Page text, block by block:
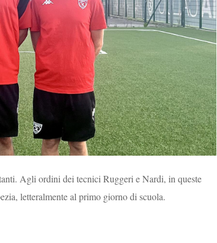
Agli ordini dei tecnici Ruggeri e Nardi, in queste
letteralmente al primo giorno di scuola.